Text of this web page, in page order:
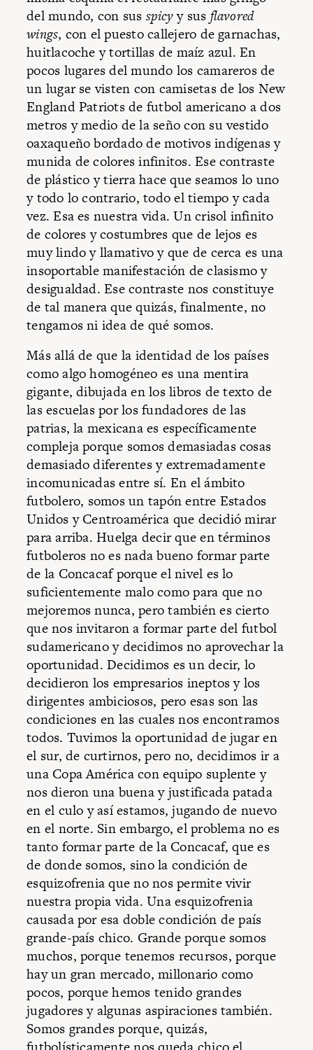
del mundo, con sus spicyy sus flavored
wings, con el puesto callejero de garnachas,
huitlacoche y tortillas de maíz azul. En
pocos lugares del mundo los camareros de
un lugar se visten con camisetas de los New
England Patriots de futbol americano a dos
metros y medio de la seño con su vestido
oaxaqueño bordado de motivos indígenas y
munida de colores infinitos. Ese contraste
de plástico y tierra hace que seamos lo uno
y todo lo contrario, todo el tiempo y cada
vez. Esa es nuestra vida. Un crisol infinito
de colores y costumbres que de lejos es
muy lindo y llamativo y que de cerca es una
insoportable manifestación de clasismo y
desigualdad. Ese contraste nos constituye
de tal manera que quizás, finalmente, no
tengamos ni idea de qué somos.
Más allá de que la identidad de los países
como algo homogéneo es una mentira
gigante, dibujada en los libros de texto de
las escuelas por los fundadores de las
patrias, la mexicana es específicamente
compleja porque somos demasiadas cosas
demasiado diferentes y extremadamente
incomunicadas entre sí. En el ámbito
futbolero, somos un tapón entre Estados
Unidos y Centroamérica que decidió mirar
para arriba. Huelga decir que en términos
futboleros no es nada bueno formar parte
de la Concacaf porque el nivel es lo
suficientemente malo como para que no
mejoremos nunca, pero también es cierto
que nos invitaron a formar parte del futbol
sudamericano y decidimos no aprovechar la
oportunidad. Decidimos es un decir, lo
decidieron los empresarios ineptos y los
dirigentes ambiciosos, pero esas son las
condiciones en las cuales nos encontramos
todos. Tuvimos la oportunidad de jugar en
el sur, de curtirnos, pero no, decidimos ir a
una Copa América con equipo suplente y
nos dieron una buena y justificada patada
en el culo y así estamos, jugando de nuevo
en el norte. Sin embargo, el problema no es
tanto formar parte de la Concacaf, que es
de donde somos, sino la condición de
esquizofrenia que no nos permite vivir
nuestra propia vida. Una esquizofrenia
causada por esa doble condición de país
grande-país chico. Grande porque somos
muchos, porque tenemos recursos, porque
hay un gran mercado, millonario como
pocos, porque hemos tenido grandes
jugadores y algunas aspiraciones también.
Somos grandes porque, quizás,